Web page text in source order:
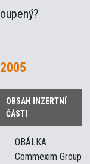
OBSAH INZERTNÍ
ČÁSTI
OBÁLKA
Commexim Group